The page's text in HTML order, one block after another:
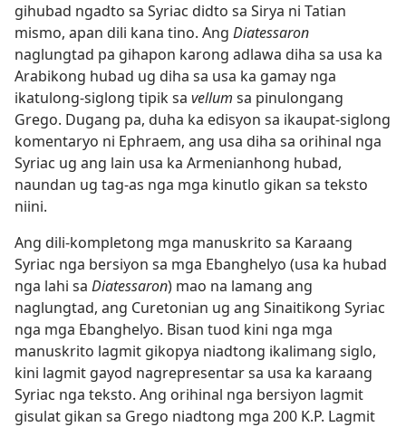
gihubad ngadto sa Syriac didto sa Sirya ni Tatian
mismo, apan dili kana tino. Ang Diatessaron
naglungtad pa gihapon karong adlawa diha sa usa ka
Arabikong hubad ug diha sa usa ka gamay nga
ikatulong-siglong tipik sa vellum sa pinulongang
Grego. Dugang pa, duha ka edisyon sa ikaupat-siglong
komentaryo ni Ephraem, ang usa diha sa orihinal nga
Syriac ug ang lain usa ka Armenianhong hubad,
naundan ug tag-as nga mga kinutlo gikan sa teksto
niini.
Ang dili-kompletong mga manuskrito sa Karaang
Syriac nga bersiyon sa mga Ebanghelyo (usa ka hubad
nga lahi sa Diatessaron) mao na lamang ang
naglungtad, ang Curetonian ug ang Sinaitikong Syriac
nga mga Ebanghelyo. Bisan tuod kini nga mga
manuskrito lagmit gikopya niadtong ikalimang siglo,
kini lagmit gayod nagrepresentar sa usa ka karaang
Syriac nga teksto. Ang orihinal nga bersiyon lagmit
gisulat gikan sa Grego niadtong mga 200 K.P. Lagmit